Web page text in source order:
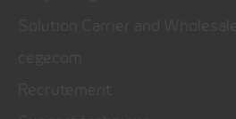
Solution Carrier and Wholesale
cegecom
Recrutement